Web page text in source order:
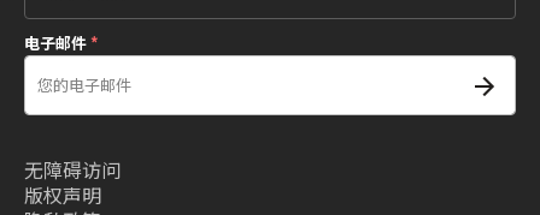
电子邮件*
无障碍访问
版权声明